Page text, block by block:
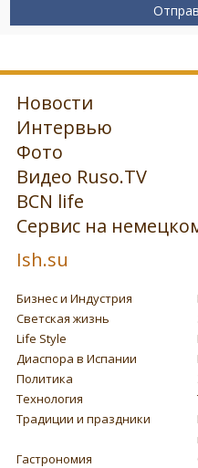
Новости
Интервью
Фото
Видео Ruso.TV
BCN life
Сервис на
Ish.su
Бизнес и Индустрия
Светская жизнь
Life Style
Диаспора в Испании
Политика
Технология
Традиции и праздники
Гастрономия